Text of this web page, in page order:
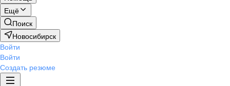
Ещё
Поиск
Новосибирск
Войти
Войти
Создать резюме